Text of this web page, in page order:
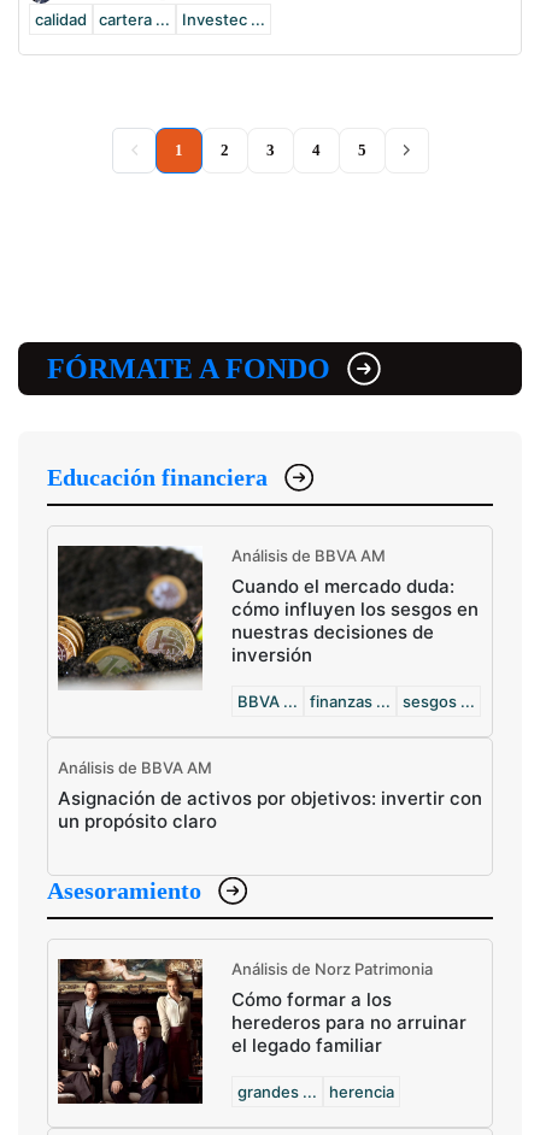
calidad
cartera ... Investec ...
1 (current)
2 3 4 5
FÓRMATE A FONDO
Educación financiera
Análisis de BBVA AM
Cuando el mercado duda:
cómo influyen los sesgos en
nuestras decisiones de
inversión
BBVA ... finanzas ... sesgos ...
Análisis de BBVA AM
Asignación de activos por objetivos: invertir con
un propósito claro
Asesoramiento
Análisis de Norz Patrimonia
Cómo formar a los
herederos para no arruinar
el legado familiar
grandes ... herencia